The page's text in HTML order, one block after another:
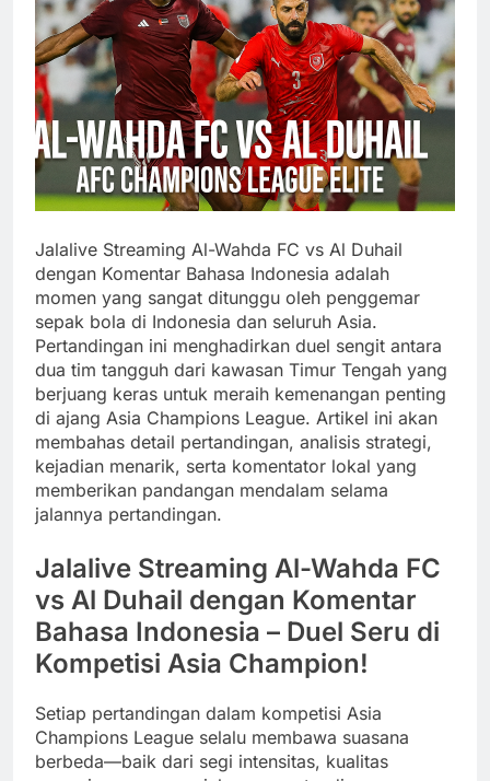
Jalalive Streaming Al-Wahda FC vs Al Duhail
dengan Komentar Bahasa Indonesia adalah
momen yang sangat ditunggu oleh penggemar
sepak bola di Indonesia dan seluruh Asia.
Pertandingan ini menghadirkan duel sengit antara
dua tim tangguh dari kawasan Timur Tengah yang
berjuang keras untuk meraih kemenangan penting
di ajang Asia Champions League. Artikel ini akan
membahas detail pertandingan, analisis strategi,
kejadian menarik, serta komentator lokal yang
memberikan pandangan mendalam selama
jalannya pertandingan.
Jalalive Streaming Al-Wahda FC
vs Al Duhail dengan Komentar
Bahasa Indonesia – Duel Seru di
Kompetisi Asia Champion!
Setiap pertandingan dalam kompetisi Asia
Champions League selalu membawa suasana
berbeda—baik dari segi intensitas, kualitas